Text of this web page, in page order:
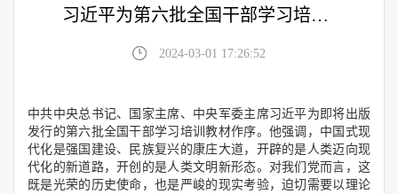
习近平为第六批全国干部学习培训教材作序 要求各级干部发扬理论联系实际的马克思主义学风 当好中国式现代化建设的坚定行动派实干家
2024-03-01 17:26:52
中共中央总书记、国家主席、中央军委主席习近平为即将出版
发行的第六批全国干部学习培训教材作序。他强调，中国式现
代化是强国建设、民族复兴的康庄大道，开辟的是人类迈向现
代化的新道路，开创的是人类文明新形态。对我们党而言，这
既是光荣的历史使命，也是严峻的现实考验，迫切需要以理论